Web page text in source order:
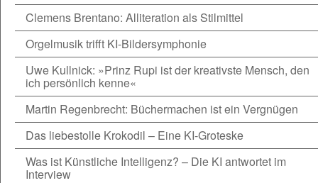
Clemens Brentano: Alliteration als Stilmittel
Orgelmusik trifft KI-Bildersymphonie
Uwe Kullnick: »Prinz Rupi ist der kreativste Mensch, den
ich persönlich kenne«
Martin Regenbrecht: Büchermachen ist ein Vergnügen
Das liebestolle Krokodil – Eine KI-Groteske
Was ist Künstliche Intelligenz? – Die KI antwortet im
Interview